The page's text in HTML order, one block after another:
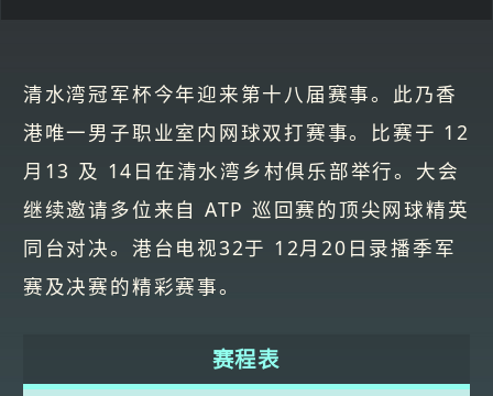
清水湾冠军杯今年迎来第十八届赛事。此乃香
港唯一男子职业室内网球双打赛事。比赛于 12
月13 及 14日在清水湾乡村俱乐部举行。大会
继续邀请多位来自 ATP 巡回赛的顶尖网球精英
同台对决。港台电视32于 12月20日录播季军
赛及决赛的精彩赛事。
赛程表